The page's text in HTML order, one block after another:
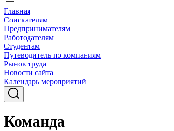
Главная
Соискателям
Предпринимателям
Работодателям
Студентам
Путеводитель по компаниям
Рынок труда
Новости сайта
Календарь мероприятий
Команда